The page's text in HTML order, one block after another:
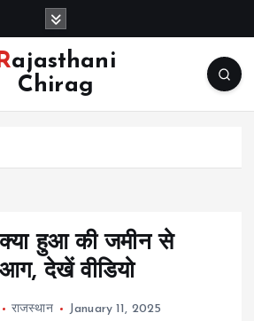
Chirag
हुआ की जमीन से
देखें वीडियो
राजस्थान January 11, 2025